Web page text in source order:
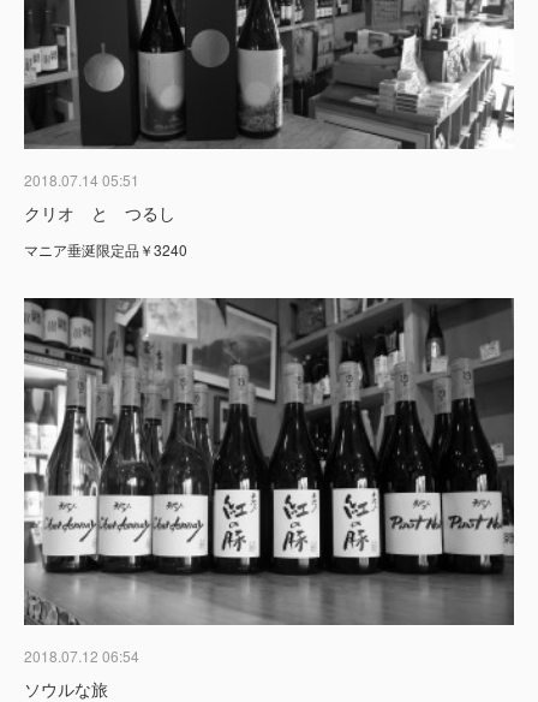
2018.07.14 05:51
クリオ と つるし
マニア垂涎限定品￥3240
2018.07.12 06:54
ソウルな旅